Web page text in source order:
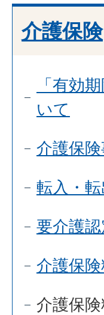
介護保険
「有効
いて
介護保
転入・
要介護
介護保
介護保